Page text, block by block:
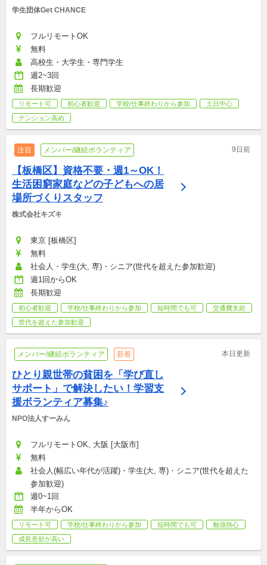
学生団体Get CHANCE
フルリモートOK
無料
高校生・大学生・専門学生
週2~3回
長期歓迎
リモート可 初心者歓迎 学校/仕事終わりから参加
土日中心
テンション高め
注目 メンバー/継続ボランティア 9日前
【板橋区】資格不要・週1～OK！
生活困窮家庭などの子どもへの居
場所づくりスタッフ
株式会社キズキ
東京 [板橋区]
無料
社会人・学生(大, 専)・シニア(世代を超えた参加歓迎)
週1回からOK
長期歓迎
初心者歓迎 学校/仕事終わりから参加 短時間でも可
交通費支給
世代を超えた参加歓迎
メンバー/継続ボランティア 新着 本日更新
ひとり親世帯の貧困を「学び直し
サポート」で解決したい！学習支
援ボランティア募集♪
NPO法人すーみん
フルリモートOK, 大阪 [大阪市]
無料
社会人(幅広い年代が活躍)・学生(大, 専)・シニア(世代を超えた
参加歓迎)
週0~1回
半年からOK
リモート可 学校/仕事終わりから参加 短時間でも可
勉強熱心
成長意欲が高い